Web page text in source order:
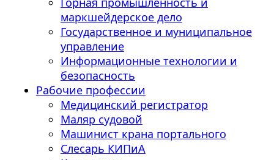
маркшейдерское дело
Государственное и муниципальное
управление
Информационные технологии и
безопасность
Рабочие профессии
Медицинский регистратор
Маляр судовой
Машинист крана портального
Слесарь КИПиА